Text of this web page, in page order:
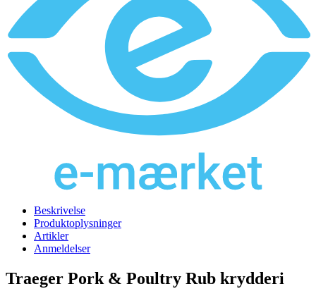
Beskrivelse
Produktoplysninger
Artikler
Anmeldelser
Traeger Pork & Poultry Rub krydderi